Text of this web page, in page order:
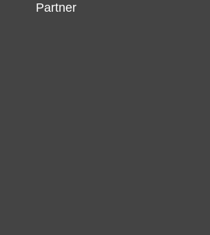
Partner